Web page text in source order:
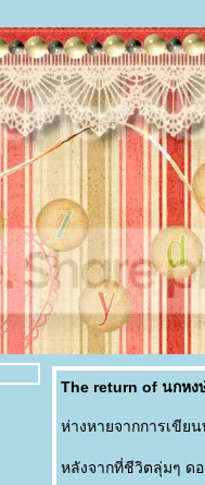
The return of นกหง
ห่างหายจากการเขีย
หลังจากที่ชีวิตลุ่มๆ ด